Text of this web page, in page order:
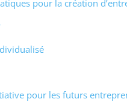
pour la création
pour les futurs